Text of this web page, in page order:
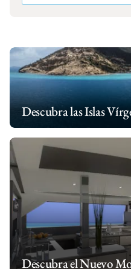
Descubra las Islas
Descubra el Nuevo